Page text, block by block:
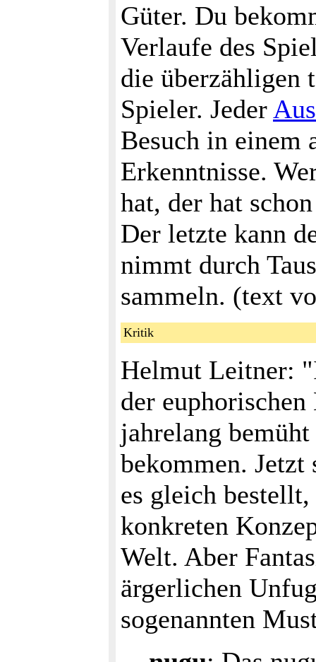
Güter. Du
Verlaufe des
die überzähligen
Spieler. Jeder
Besuch in einem
Erkenntnisse.
hat, der hat
Der letzte kann
nimmt durch
sammeln. (text
Kritik
Helmut Leitner:
der
jahrelang
bekommen. Jetzt
es gleich
konkreten
Welt. Aber
ärgerlichen
sogenannten